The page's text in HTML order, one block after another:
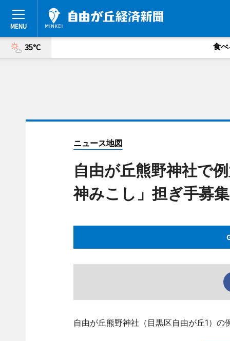
35°C 食べ
ニュース地図
自由が丘熊野神社で
神みこし」担ぎ手募
自由が丘熊野神社（目黒区自由が丘1）